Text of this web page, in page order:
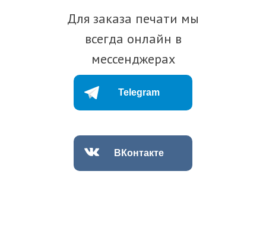
ВКонтакте
Telegram
Для заказа печати мы
всегда онлайн в
мессенджерах